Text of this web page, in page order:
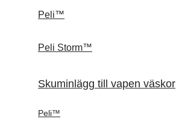
Peli™
Peli Storm™
Skuminlägg till vapen väskor
Peli™